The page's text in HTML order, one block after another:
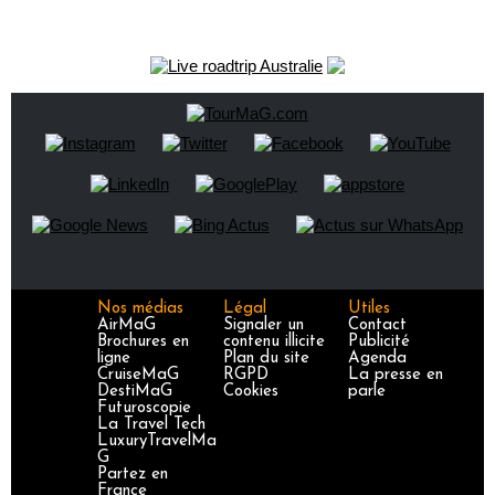
Nos médias
AirMaG
Brochures en
ligne
CruiseMaG
DestiMaG
Futuroscopie
La Travel Tech
LuxuryTravelMa
G
Partez en
France
Légal
Signaler un
contenu illicite
Plan du site
RGPD
Cookies
Utiles
Contact
Publicité
Agenda
La presse en
parle